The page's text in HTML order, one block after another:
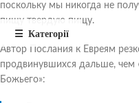
поскольку мы никогда не
пищу твердую пищу.
Автор Послания к Евреям
продвинувшихся дальше, чем
Божьего»: